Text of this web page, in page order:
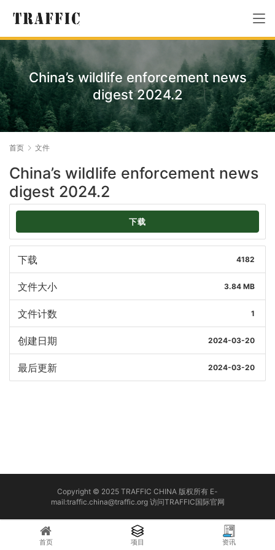
China’s wildlife enforcement news
digest 2024.2
首页 文件
China’s wildlife enforcement news
digest 2024.2
下载
下载 4182
文件大小 3.84 MB
文件计数 1
创建日期 2024-03-20
最后更新 2024-03-20
Copyright © 2025 TRAFFIC CHINA 版权所有 E-
mail:traffic.china@traffic.org 访问TRAFFIC国际官网
首页 项目 资讯